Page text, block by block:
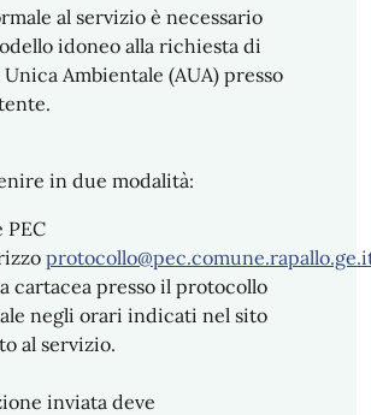
al servizio è necessario
idoneo alla richiesta di
Ambientale (AUA) presso
in due modalità:
cartacea presso il protocollo
negli orari indicati nel sito
al servizio.
inviata deve